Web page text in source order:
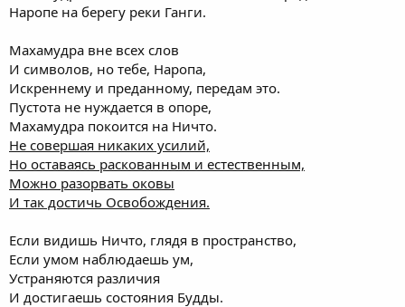
Наропе на берегу реки Ганги.
Махамудра вне всех слов
И символов, но тебе, Наропа,
Искреннему и преданному, передам это.
Пустота не нуждается в опоре,
Махамудра покоится на Ничто.
Не совершая никаких усилий,
Но оставаясь раскованным и естественным,
Можно разорвать оковы
И так достичь Освобождения.
Если видишь Ничто, глядя в пространство,
Если умом наблюдаешь ум,
Устраняются различия
И достигаешь состояния Будды.